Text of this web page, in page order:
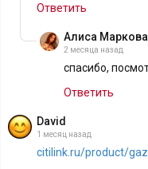
Ответить
Алиса Маркова
2 месяца назад
спасибо,
Ответить
David
1 месяц назад
citilink.ru/product/